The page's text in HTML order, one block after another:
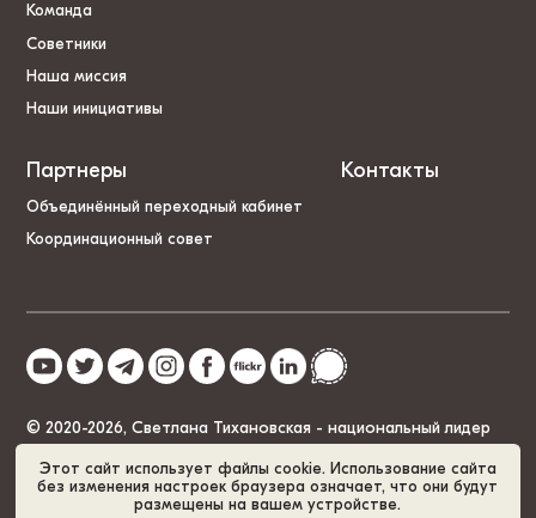
Этот сайт использует файлы cookie. Использование сайта
без изменения настроек браузера означает, что они будут
размещены на вашем устройстве.
Команда
Советники
Наша миссия
Наши инициативы
Партнеры
Объединённый переходный кабинет
Координационный совет
Контакты
© 2020-2026, Светлана Тихановская - национальный лидер